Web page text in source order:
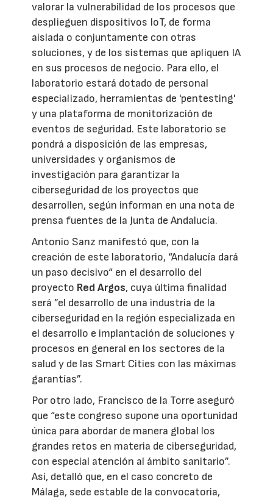
valorar la vulnerabilidad de los procesos que
desplieguen dispositivos IoT, de forma
aislada o conjuntamente con otras
soluciones, y de los sistemas que apliquen IA
en sus procesos de negocio. Para ello, el
laboratorio estará dotado de personal
especializado, herramientas de 'pentesting'
y una plataforma de monitorización de
eventos de seguridad. Este laboratorio se
pondrá a disposición de las empresas,
universidades y organismos de
investigación para garantizar la
ciberseguridad de los proyectos que
desarrollen, según informan en una nota de
prensa fuentes de la Junta de Andalucía.
Antonio Sanz manifestó que, con la
creación de este laboratorio, “Andalucía dará
un paso decisivo“ en el desarrollo del
proyecto Red Argos, cuya última finalidad
será ”el desarrollo de una industria de la
ciberseguridad en la región especializada en
el desarrollo e implantación de soluciones y
procesos en general en los sectores de la
salud y de las Smart Cities con las máximas
garantías”.
Por otro lado, Francisco de la Torre aseguró
que “este congreso supone una oportunidad
única para abordar de manera global los
grandes retos en materia de ciberseguridad,
con especial atención al ámbito sanitario”.
Así, detalló que, en el caso concreto de
Málaga, sede estable de la convocatoria,